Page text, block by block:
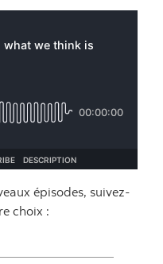
épisodes, suivez-
choix :